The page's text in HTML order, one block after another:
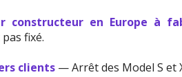
constructeur en Europe à
fixé.
clients — Arrêt des Model S et